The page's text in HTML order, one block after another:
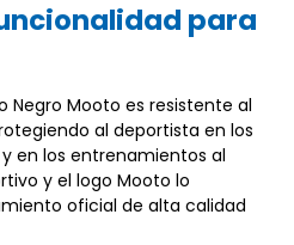
para
Negro Mooto es resistente al
al deportista en los
en los entrenamientos al
y el logo Mooto lo
oficial de alta calidad